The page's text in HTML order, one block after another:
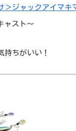
＞ジャックアイマ
ャスト～
持ちがいい！